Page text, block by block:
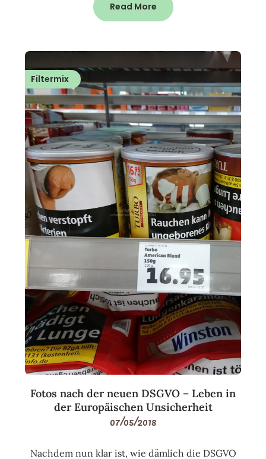
Read More
Filtermix
Fotos nach der neuen DSGVO – Leben in
der Europäischen Unsicherheit
07/05/2018
Nachdem nun klar ist, wie dämlich die DSGVO